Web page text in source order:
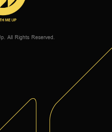
All Rights Reserved.